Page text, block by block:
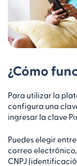
¿Cómo
Para utilizar la
configura una
ingresar la clave
Puedes elegir
correo electrónico,
CNPJ